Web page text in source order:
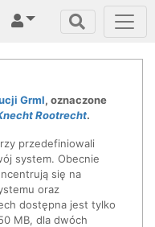
Grml, oznaczone
Rootrecht.
przedefiniowali
system. Obecnie
się na
oraz
dostępna jest tylko
MB, dla dwóch